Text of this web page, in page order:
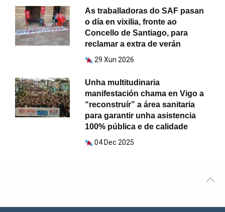
As traballadoras do SAF pasan
o día en vixilia, fronte ao
Concello de Santiago, para
reclamar a extra de verán
29 Xun 2026
Unha multitudinaria
manifestación chama en Vigo a
“reconstruír” a área sanitaria
para garantir unha asistencia
100% pública e de calidade
04 Dec 2025